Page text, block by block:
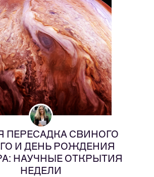
ПЕРЕСАДКА СВИНОГО
И ДЕНЬ РОЖДЕНИЯ
НАУЧНЫЕ ОТКРЫТИЯ
НЕДЕЛИ